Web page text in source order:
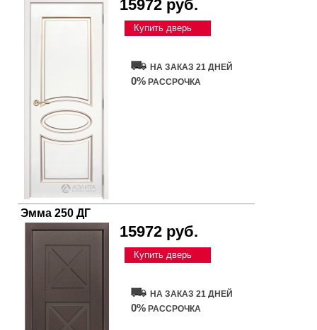
15972 руб.
Купить дверь
НА ЗАКАЗ 21 ДНЕЙ
0% РАССРОЧКА
Эмма 250 ДГ
15972 руб.
Купить дверь
НА ЗАКАЗ 21 ДНЕЙ
0% РАССРОЧКА